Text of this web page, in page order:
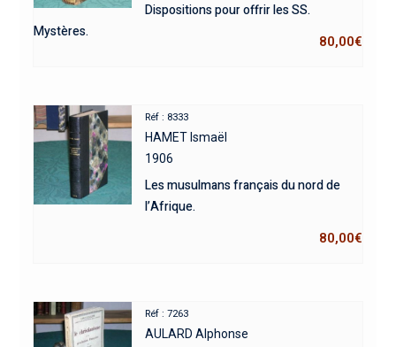
Dispositions pour offrir les SS.
Mystères.
80,00€
Réf : 8333
HAMET Ismaël
1906
Les musulmans français du nord de
l’Afrique.
80,00€
Réf : 7263
AULARD Alphonse